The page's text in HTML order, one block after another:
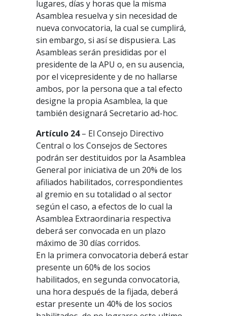
lugares, días y horas que la misma
Asamblea resuelva y sin necesidad de
nueva convocatoria, la cual se cumplirá,
sin embargo, si así se dispusiera. Las
Asambleas serán presididas por el
presidente de la APU o, en su ausencia,
por el vicepresidente y de no hallarse
ambos, por la persona que a tal efecto
designe la propia Asamblea, la que
también designará Secretario ad-hoc.
Artículo 24– El Consejo Directivo
Central o los Consejos de Sectores
podrán ser destituidos por la Asamblea
General por iniciativa de un 20% de los
afiliados habilitados, correspondientes
al gremio en su totalidad o al sector
según el caso, a efectos de lo cual la
Asamblea Extraordinaria respectiva
deberá ser convocada en un plazo
máximo de 30 días corridos.
En la primera convocatoria deberá estar
presente un 60% de los socios
habilitados, en segunda convocatoria,
una hora después de la fijada, deberá
estar presente un 40% de los socios